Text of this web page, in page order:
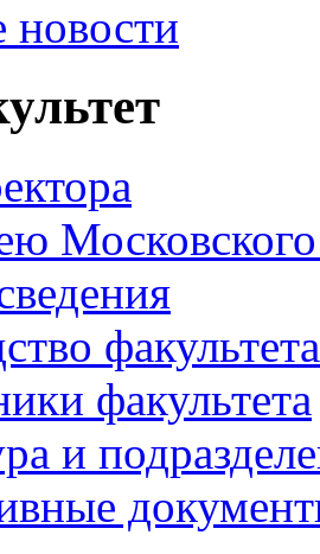
новости
Московского
факультета
факультета
и